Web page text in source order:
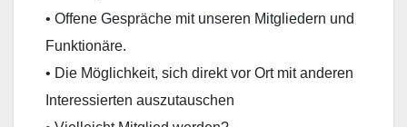
• Offene Gespräche mit unseren Mitgliedern und
Funktionäre.
• Die Möglichkeit, sich direkt vor Ort mit anderen
Interessierten auszutauschen